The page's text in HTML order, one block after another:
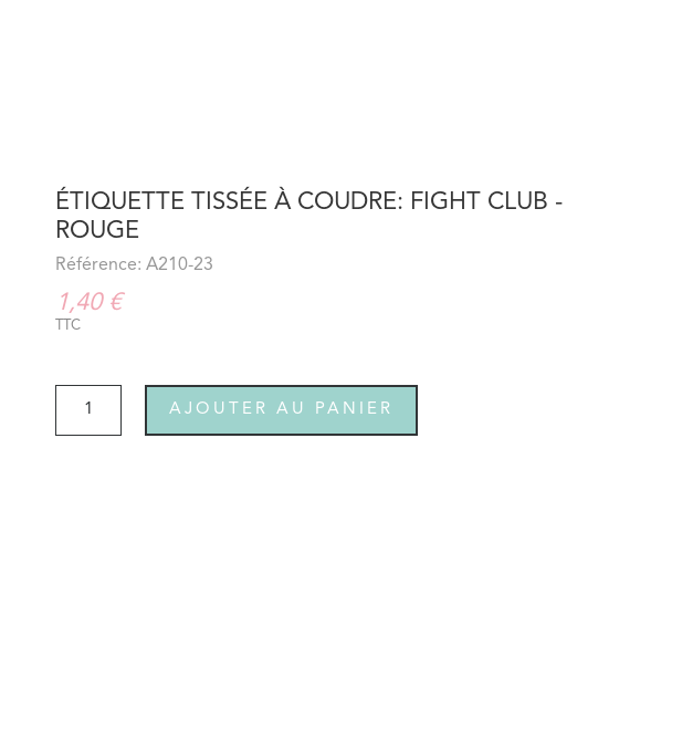
ÉTIQUETTE TISSÉE À COUDRE: FIGHT CLUB -
ROUGE
Référence: A210-23
1,40 €
TTC
AJOUTER AU PANIER